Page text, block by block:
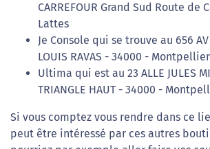
CARREFOUR Grand Sud Route de
Lattes
Je Console qui se trouve au 656 AV
LOUIS RAVAS - 34000 - Montpellier
Ultima qui est au 23 ALLE JULES
TRIANGLE HAUT - 34000 -
Si vous comptez vous rendre dans ce
peut être intéressé par ces autres